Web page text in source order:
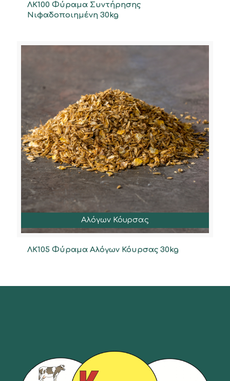
ΛΚ100 Φύραμα Συντήρησης
Νιφαδοποιημένη 30kg
Αλόγων Κόυρσας
ΛΚ105 Φύραμα Αλόγων Κόυρσας 30kg